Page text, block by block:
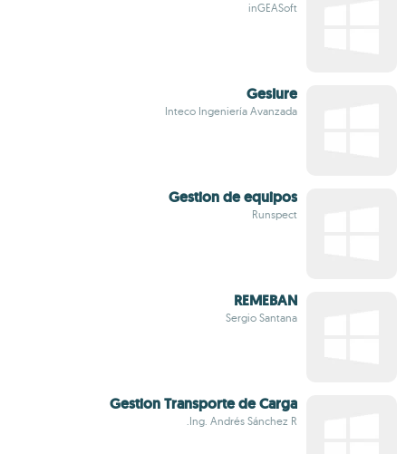
inGEASoft
GesIure
Inteco Ingeniería Avanzada
Gestion de equipos
Runspect
REMEBAN
Sergio Santana
Gestion Transporte de Carga
Ing. Andrés Sánchez R.